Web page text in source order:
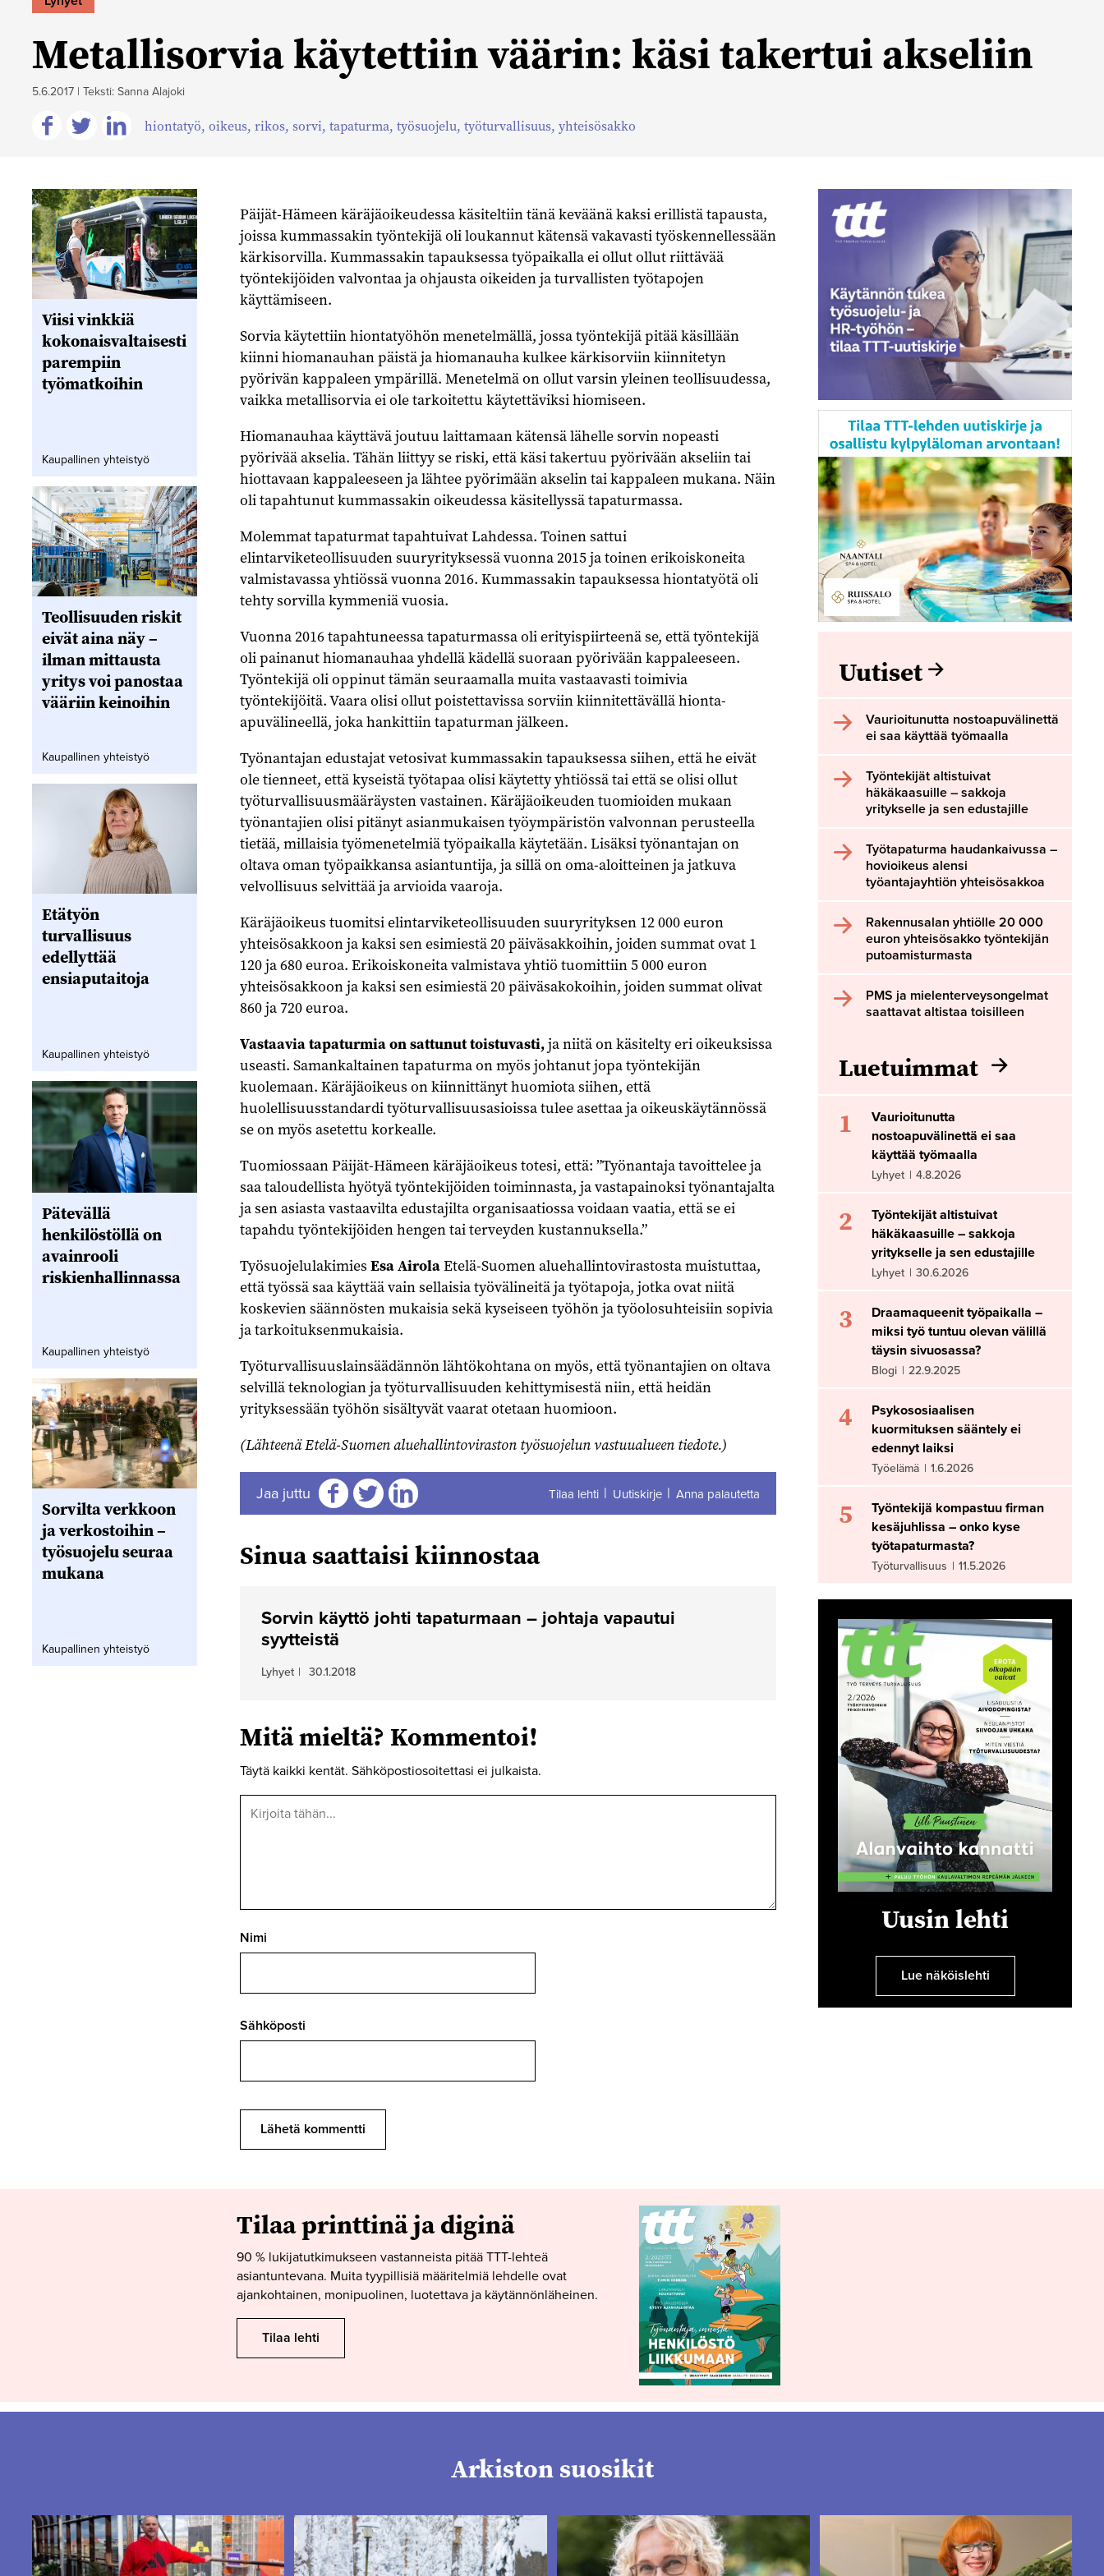
Metallisorvia käytettiin väärin: käsi takertui akseliin
5.6.2017 | Teksti: Sanna Alajoki
Facebookissa
Twitterissä
Linkedinissä
hiontatyö, oikeus, rikos, sorvi, tapaturma, työsuojelu, työturvallisuus, yhteisösakko
Päijät-Hämeen käräjäoikeudessa käsiteltiin tänä keväänä kaksi erillistä tapausta,
joissa kummassakin työntekijä oli loukannut kätensä vakavasti työskennellessään
kärkisorvilla. Kummassakin tapauksessa työpaikalla ei ollut ollut riittävää
työntekijöiden valvontaa ja ohjausta oikeiden ja turvallisten työtapojen
käyttämiseen.
Sorvia käytettiin hiontatyöhön menetelmällä, jossa työntekijä pitää käsillään
kiinni hiomanauhan päistä ja hiomanauha kulkee kärkisorviin kiinnitetyn
pyörivän kappaleen ympärillä. Menetelmä on ollut varsin yleinen teollisuudessa,
vaikka metallisorvia ei ole tarkoitettu käytettäviksi hiomiseen.
Hiomanauhaa käyttävä joutuu laittamaan kätensä lähelle sorvin nopeasti
pyörivää akselia. Tähän liittyy se riski, että käsi takertuu pyörivään akseliin tai
hiottavaan kappaleeseen ja lähtee pyörimään akselin tai kappaleen mukana. Näin
oli tapahtunut kummassakin oikeudessa käsitellyssä tapaturmassa.
Molemmat tapaturmat tapahtuivat Lahdessa. Toinen sattui
elintarviketeollisuuden suuryrityksessä vuonna 2015 ja toinen erikoiskoneita
valmistavassa yhtiössä vuonna 2016. Kummassakin tapauksessa hiontatyötä oli
tehty sorvilla kymmeniä vuosia.
Vuonna 2016 tapahtuneessa tapaturmassa oli erityispiirteenä se, että työntekijä
oli painanut hiomanauhaa yhdellä kädellä suoraan pyörivään kappaleeseen.
Työntekijä oli oppinut tämän seuraamalla muita vastaavasti toimivia
työntekijöitä. Vaara olisi ollut poistettavissa sorviin kiinnitettävällä hionta-
apuvälineellä, joka hankittiin tapaturman jälkeen.
Työnantajan edustajat vetosivat kummassakin tapauksessa siihen, että he eivät
ole tienneet, että kyseistä työtapaa olisi käytetty yhtiössä tai että se olisi ollut
työturvallisuusmääräysten vastainen. Käräjäoikeuden tuomioiden mukaan
työnantajien olisi pitänyt asianmukaisen työympäristön valvonnan perusteella
tietää, millaisia työmenetelmiä työpaikalla käytetään. Lisäksi työnantajan on
oltava oman työpaikkansa asiantuntija, ja sillä on oma-aloitteinen ja jatkuva
velvollisuus selvittää ja arvioida vaaroja.
Käräjäoikeus tuomitsi elintarviketeollisuuden suuryrityksen 12 000 euron
yhteisösakkoon ja kaksi sen esimiestä 20 päiväsakkoihin, joiden summat ovat 1
120 ja 680 euroa. Erikoiskoneita valmistava yhtiö tuomittiin 5 000 euron
yhteisösakkoon ja kaksi sen esimiestä 20 päiväsakokoihin, joiden summat olivat
860 ja 720 euroa.
Vastaavia tapaturmia on sattunut toistuvasti,ja niitä on käsitelty eri oikeuksissa
useasti. Samankaltainen tapaturma on myös johtanut jopa työntekijän
kuolemaan. Käräjäoikeus on kiinnittänyt huomiota siihen, että
huolellisuusstandardi työturvallisuusasioissa tulee asettaa ja oikeuskäytännössä
se on myös asetettu korkealle.
Tuomiossaan Päijät-Hämeen käräjäoikeus totesi, että: ”Työnantaja tavoittelee ja
saa taloudellista hyötyä työntekijöiden toiminnasta, ja vastapainoksi työnantajalta
ja sen asiasta vastaavilta edustajilta organisaatiossa voidaan vaatia, että se ei
tapahdu työntekijöiden hengen tai terveyden kustannuksella.”
Työsuojelulakimies Esa AirolaEtelä-Suomen aluehallintovirastosta muistuttaa,
että työssä saa käyttää vain sellaisia työvälineitä ja työtapoja, jotka ovat niitä
koskevien säännösten mukaisia sekä kyseiseen työhön ja työolosuhteisiin sopivia
ja tarkoituksenmukaisia.
Työturvallisuuslainsäädännön lähtökohtana on myös, että työnantajien on oltava
selvillä teknologian ja työturvallisuuden kehittymisestä niin, että heidän
yrityksessään työhön sisältyvät vaarat otetaan huomioon.
(Lähteenä Etelä-Suomen aluehallintoviraston työsuojelun vastuualueen tiedote.)
Jaa juttu
JaaJaaJaa
Tilaa lehti Uutiskirje Anna palautetta
Sinua saattaisi kiinnostaa
Sorvin käyttö johti tapaturmaan – johtaja vapautui
syytteistä
Lyhyet | 30.1.2018
Mitä mieltä? Kommentoi!
Täytä kaikki kentät. Sähköpostiosoitettasi ei julkaista.
Nimi
Sähköposti
Viisi vinkkiä
kokonaisvaltaisesti
parempiin
työmatkoihin
Kaupallinen yhteistyö
Teollisuuden riskit
eivät aina näy –
ilman mittausta
yritys voi panostaa
vääriin keinoihin
Kaupallinen yhteistyö
Etätyön
turvallisuus
edellyttää
ensiaputaitoja
Kaupallinen yhteistyö
Pätevällä
henkilöstöllä on
avainrooli
riskienhallinnassa
Kaupallinen yhteistyö
Sorvilta verkkoon
ja verkostoihin –
työsuojelu seuraa
mukana
Kaupallinen yhteistyö
Uutiset
Vaurioitunutta nostoapuvälinettä
ei saa käyttää työmaalla
Työntekijät altistuivat
häkäkaasuille – sakkoja
yritykselle ja sen edustajille
Työtapaturma haudankaivussa –
hovioikeus alensi
työantajayhtiön yhteisösakkoa
Rakennusalan yhtiölle 20 000
euron yhteisösakko työntekijän
putoamisturmasta
PMS ja mielenterveysongelmat
saattavat altistaa toisilleen
Luetuimmat
1
Vaurioitunutta
nostoapuvälinettä ei saa
käyttää työmaalla
Lyhyet | 4.8.2026
2
Työntekijät altistuivat
häkäkaasuille – sakkoja
yritykselle ja sen edustajille
Lyhyet | 30.6.2026
3
Draamaqueenit työpaikalla –
miksi työ tuntuu olevan välillä
täysin sivuosassa?
Blogi | 22.9.2025
4
Psykososiaalisen
kuormituksen sääntely ei
edennyt laiksi
Työelämä | 1.6.2026
5
Työntekijä kompastuu firman
kesäjuhlissa – onko kyse
työtapaturmasta?
Työturvallisuus | 11.5.2026
Uusin lehti
Lue näköislehti
Tilaa printtinä ja diginä
90 % lukijatutkimukseen vastanneista pitää TTT-lehteä
asiantuntevana. Muita tyypillisiä määritelmiä lehdelle ovat
ajankohtainen, monipuolinen, luotettava ja käytännönläheinen.
Tilaa lehti
Arkiston suosikit